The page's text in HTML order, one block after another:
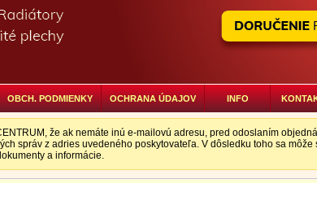
OBCH. PODMIENKY OCHRANA ÚDAJOV INFO
že ak nemáte inú e-mailovú adresu, pred odoslaním
správ z adries uvedeného poskytovateľa. V dôsledku toho sa
a informácie.